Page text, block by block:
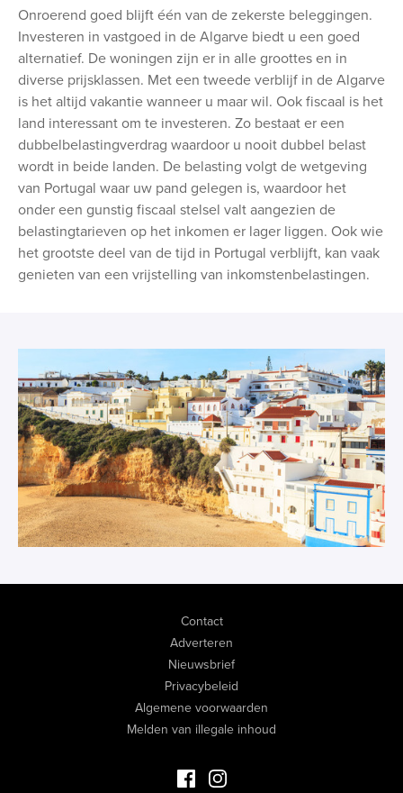
Onroerend goed blijft één van de zekerste beleggingen.
Investeren in vastgoed in de Algarve biedt u een goed
alternatief. De woningen zijn er in alle groottes en in
diverse prijsklassen. Met een tweede verblijf in de Algarve
is het altijd vakantie wanneer u maar wil. Ook fiscaal is het
land interessant om te investeren. Zo bestaat er een
dubbelbelastingverdrag waardoor u nooit dubbel belast
wordt in beide landen. De belasting volgt de wetgeving
van Portugal waar uw pand gelegen is, waardoor het
onder een gunstig fiscaal stelsel valt aangezien de
belastingtarieven op het inkomen er lager liggen. Ook wie
het grootste deel van de tijd in Portugal verblijft, kan vaak
genieten van een vrijstelling van inkomstenbelastingen.
Contact
Adverteren
Nieuwsbrief
Privacybeleid
Algemene voorwaarden
Melden van illegale inhoud
Facebook Luxevastgoed
Instagram Luxevastgoed